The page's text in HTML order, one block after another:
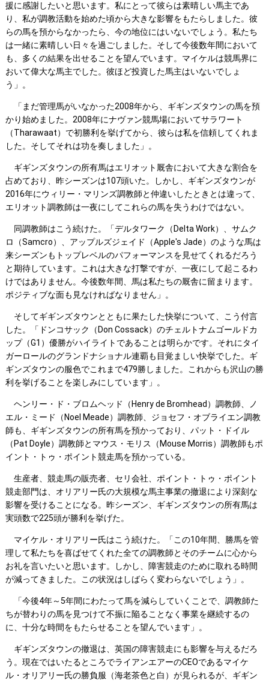
援に感謝したいと思います。私にとって彼らは素晴しい馬主であ
り、私が調教活動を始めた頃から大きな影響をもたらしました。彼
らの馬を預からなかったら、今の地位にはいないでしょう。私たち
は一緒に素晴しい日々を過ごしました。そして今後数年間において
も、多くの結果を出せることを望んでいます。マイケルは競馬界に
おいて偉大な馬主でした。彼ほど投資した馬主はいないでしょ
う」。
「まだ管理馬がいなかった2008年から、ギギンズタウンの馬を預
かり始めました。2008年にナヴァン競馬場においてサラワート
（Tharawaat）で初勝利を挙げてから、彼らは私を信頼してくれま
した。そしてそれは功を奏しました」。
ギギンズタウンの所有馬はエリオット厩舎において大きな割合を
占めており、昨シーズンは107頭いた。しかし、ギギンズタウンが
2016年にウィリー・マリンズ調教師と仲違いしたときとは違って、
エリオット調教師は一夜にしてこれらの馬を失うわけではない。
同調教師はこう続けた。「デルタワーク（Delta Work）、サムク
ロ（Samcro）、アップルズジェイド（Apple's Jade）のような馬は
来シーズンもトップレベルのパフォーマンスを見せてくれるだろう
と期待しています。これは大きな打撃ですが、一夜にして起こるわ
けではありません。今後数年間、馬は私たちの厩舎に留まります。
ポジティブな面も見なければなりません」。
そしてギギンズタウンとともに果たした快挙について、こう付言
した。「ドンコサック（Don Cossack）のチェルトナムゴールドカ
ップ（G1）優勝がハイライトであることは明らかです。それにタイ
ガーロールのグランドナショナル連覇も目覚ましい快挙でした。ギ
ギンズタウンの服色でこれまで479勝しました。これからも沢山の勝
利を挙げることを楽しみにしています」。
ヘンリー・ド・ブロムヘッド（Henry de Bromhead）調教師、ノ
エル・ミード（Noel Meade）調教師、ジョセフ・オブライエン調教
師も、ギギンズタウンの所有馬を預かっており、パット・ドイル
（Pat Doyle）調教師とマウス・モリス（Mouse Morris）調教師もポ
イント・トゥ・ポイント競走馬を預かっている。
生産者、競走馬の販売者、セリ会社、ポイント・トゥ・ポイント
競走部門は、オリアリー氏の大規模な馬主事業の撤退により深刻な
影響を受けることになる。昨シーズン、ギギンズタウンの所有馬は
実頭数で225頭が勝利を挙げた。
マイケル・オリアリー氏はこう続けた。「この10年間、勝馬を管
理して私たちを喜ばせてくれた全ての調教師とそのチームに心から
お礼を言いたいと思います。しかし、障害競走のために取れる時間
が減ってきました。この状況はしばらく変わらないでしょう」。
「今後4年～5年間にわたって馬を減らしていくことで、調教師た
ちが替わりの馬を見つけて不振に陥ることなく事業を継続するの
に、十分な時間をもたらせることを望んでいます」。
ギギンズタウンの撤退は、英国の障害競走にも影響を与えるだろ
う。現在ではいたるところでライアンエアーのCEOであるマイケ
ル・オリアリー氏の勝負服（海老茶色と白）が見られるが、ギギン